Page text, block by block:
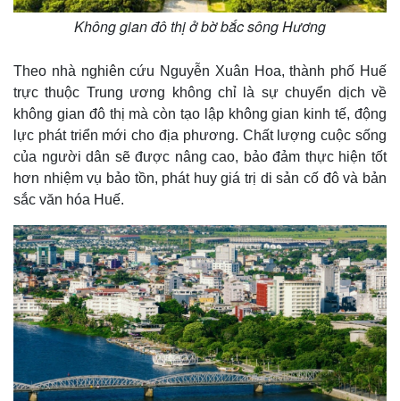
Infographic
Không gian đô thị ở bờ bắc sông Hương
Theo nhà nghiên cứu Nguyễn Xuân Hoa, thành phố Huế
trực thuộc Trung ương không chỉ là sự chuyển dịch về
không gian đô thị mà còn tạo lập không gian kinh tế, động
lực phát triển mới cho địa phương. Chất lượng cuộc sống
của người dân sẽ được nâng cao, bảo đảm thực hiện tốt
hơn nhiệm vụ bảo tồn, phát huy giá trị di sản cố đô và bản
sắc văn hóa Huế.